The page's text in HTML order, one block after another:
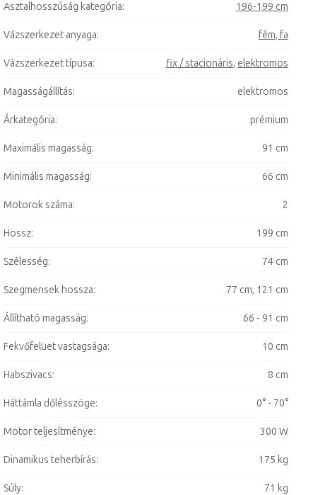
Asztalhosszúság kategória: 196-199 cm
Vázszerkezet anyaga: fém, fa
Vázszerkezet típusa: fix / stacionáris, elektromos
Magasságállítás: elektromos
Árkategória: prémium
Maximális magasság: 91 cm
Minimális magasság: 66 cm
Motorok száma: 2
Hossz: 199 cm
Szélesség: 74 cm
Szegmensek hossza: 77 cm, 121 cm
Állítható magasság: 66 - 91 cm
Fekvőfelüet vastagsága: 10 cm
Habszivacs: 8 cm
Háttámla dőlésszöge: 0° - 70°
Motor teljesítménye: 300 W
Dinamikus teherbírás: 175 kg
Súly: 71 kg